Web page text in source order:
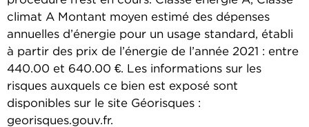
climat A Montant moyen estimé des dépenses
annuelles d’énergie pour un usage standard, établi
à partir des prix de l’énergie de l’année 2021 : entre
440.00 et 640.00 €. Les informations sur les
risques auxquels ce bien est exposé sont
disponibles sur le site Géorisques :
georisques.gouv.fr.